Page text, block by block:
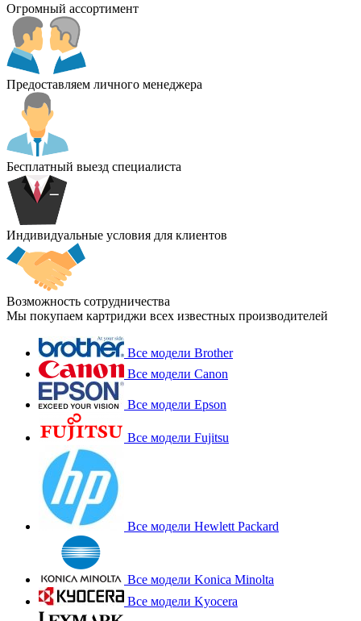
Огромный ассортимент
Предоставляем личного менеджера
Бесплатный выезд специалиста
Индивидуальные условия для клиентов
Возможность сотрудничества
Мы покупаем картриджи всех известных производителей
Все модели Brother
Все модели Canon
Все модели Epson
Все модели Fujitsu
Все модели Hewlett Packard
Все модели Konica Minolta
Все модели Kyocera